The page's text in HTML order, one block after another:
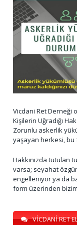
Vicdani Ret Derneği
Kişilerin Uğradığı
Zorunlu askerlik
yaşayan herkesi, bu
Hakkınızda tutulan
varsa; seyahat
engelleniyor ya da
form üzerinden
VİCDANİ RET